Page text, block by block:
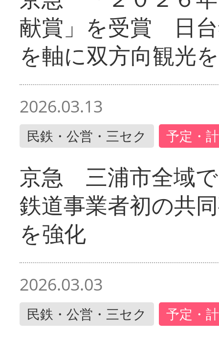
献賞」を受賞 日
を軸に双方向観光
2026.03.13
民鉄・公営・三セク 予定・
京急 三浦市全域
鉄道事業者初の共
を強化
2026.03.03
民鉄・公営・三セク 予定・